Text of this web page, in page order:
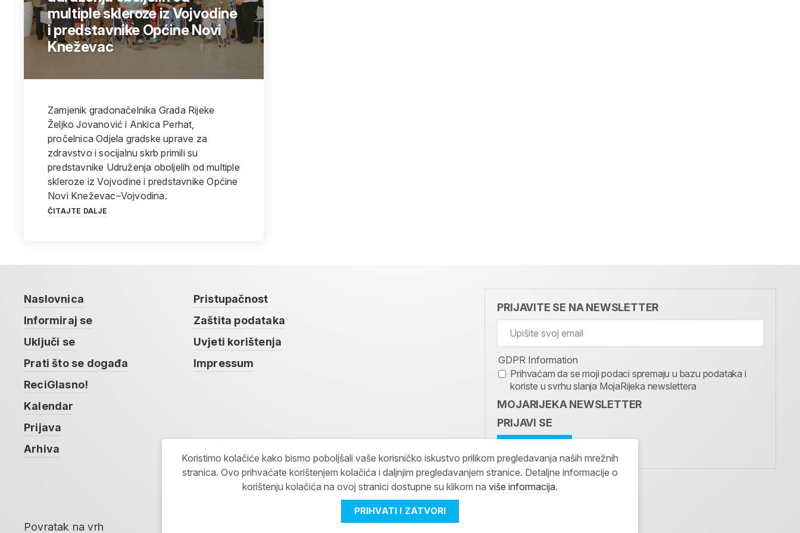
multiple skleroze iz Vojvodine
i predstavnike Općine Novi
Kneževac
Zamjenik gradonačelnika Grada Rijeke
Željko Jovanović i Ankica Perhat,
pročelnica Odjela gradske uprave za
zdravstvo i socijalnu skrb primili su
predstavnike Udruženja oboljelih od multiple
skleroze iz Vojvodine i predstavnike Općine
Novi Kneževac–Vojvodina.
ČITAJTE DALJE
Naslovnica
Informiraj se
Uključi se
Prati što se događa
ReciGlasno!
Kalendar
Prijava
Arhiva
Pristupačnost
Zaštita podataka
Uvjeti korištenja
Impressum
PRIJAVITE SE NA NEWSLETTER
GDPR Information
Prihvaćam da se moji podaci spremaju u bazu podataka i
koriste u svrhu slanja MojaRijeka newslettera
MOJARIJEKA NEWSLETTER
PRIJAVI SE
Povratak na vrh
Koristimo kolačiće kako bismo poboljšali vaše korisničko iskustvo prilikom pregledavanja naših mrežnih
stranica. Ovo prihvaćate korištenjem kolačića i daljnjim pregledavanjem stranice. Detaljne informacije o
korištenju kolačića na ovoj stranici dostupne su klikom na više informacija.
PRIHVATI I ZATVORI